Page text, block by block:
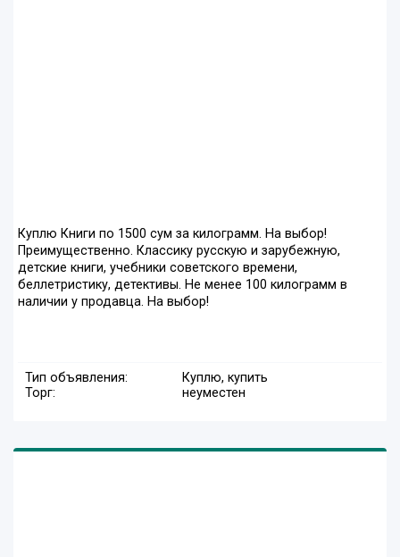
Куплю Книги по 1500 сум за килограмм. На выбор!
Преимущественно. Классику русскую и зарубежную,
детские книги, учебники советского времени,
беллетристику, детективы. Не менее 100 килограмм в
наличии у продавца. На выбор!
Тип объявления:
Куплю, купить
Торг:
неуместен